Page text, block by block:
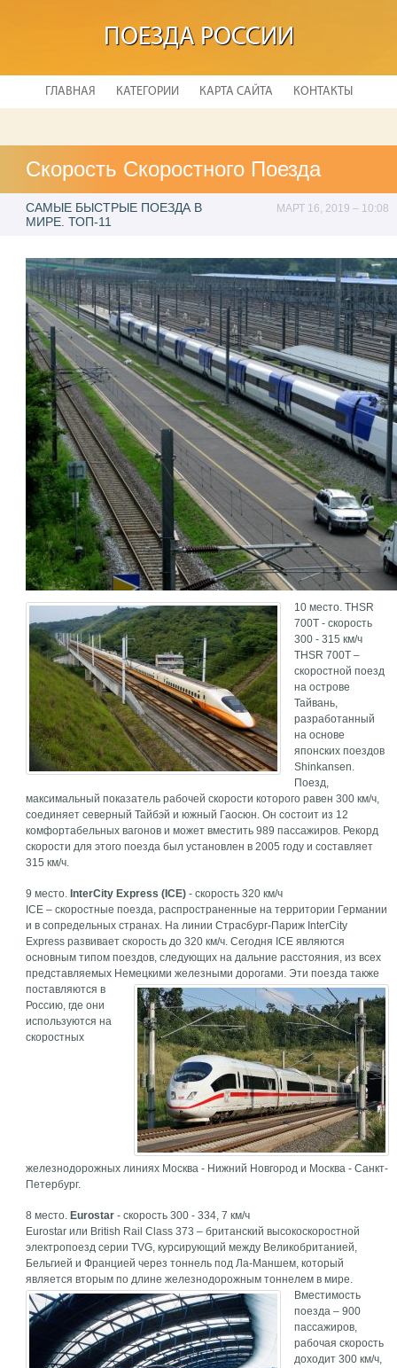
ПОЕЗДА РОССИИ
ГЛАВНАЯ КАТЕГОРИИ КАРТА САЙТА КОНТАКТЫ
Скорость Скоростного Поезда
САМЫЕ БЫСТРЫЕ ПОЕЗДА В
МИРЕ. ТОП-11
МАРТ 16, 2019 – 10:08
10 место. THSR
700T - скорость
300 - 315 км/ч
THSR 700T –
скоростной поезд
на острове
Тайвань,
разработанный
на основе
японских поездов
Shinkansen.
Поезд,
максимальный показатель рабочей скорости которого равен 300 км/ч,
соединяет северный Тайбэй и южный Гаосюн. Он состоит из 12
комфортабельных вагонов и может вместить 989 пассажиров. Рекорд
скорости для этого поезда был установлен в 2005 году и составляет
315 км/ч.
9 место. InterCity Express (ICE) - скорость 320 км/ч
ICE – скоростные поезда, распространенные на территории Германии
и в сопредельных странах. На линии Страсбург-Париж InterCity
Express развивает скорость до 320 км/ч. Сегодня ICE являются
основным типом поездов, следующих на дальние расстояния, из всех
представляемых Немецкими железными дорогами. Эти поезда также
поставляются в
Россию, где они
используются на
скоростных
железнодорожных линиях Москва - Нижний Новгород и Москва - Санкт-
Петербург.
8 место. Eurostar - скорость 300 - 334, 7 км/ч
Eurostar или British Rail Class 373 – британский высокоскоростной
электропоезд серии TVG, курсирующий между Великобританией,
Бельгией и Францией через тоннель под Ла-Маншем, который
является вторым по длине железнодорожным тоннелем в мире.
Вместимость
поезда – 900
пассажиров,
рабочая скорость
доходит 300 км/ч,